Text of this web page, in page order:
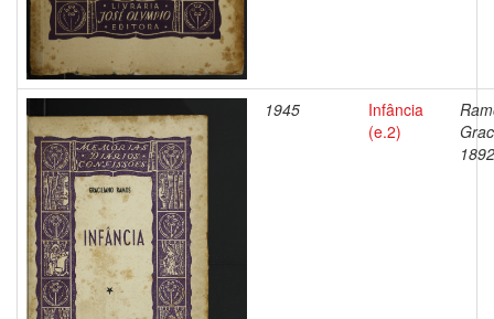
1945
Infância
(e.2)